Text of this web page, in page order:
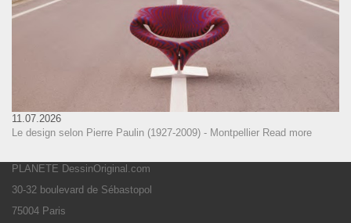
11.07.2026
Le design selon Pierre Paulin (1927-2009) - Montpellier Read more
PLANETE DessinOriginal.com
30-32 boulevard de Sébastopol
75004 Paris